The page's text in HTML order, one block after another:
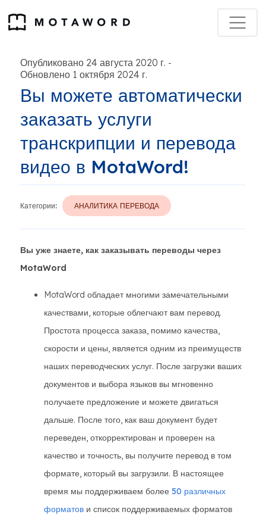
Опубликовано 24 августа 2020 г. -
Обновлено 1 октября 2024 г.
Вы можете автоматически
заказать услуги
транскрипции и перевода
видео в MotaWord!
Категории: АНАЛИТИКА ПЕРЕВОДА
Вы уже знаете, как заказывать переводы через
MotaWord
MotaWord обладает многими замечательными
качествами, которые облегчают вам перевод.
Простота процесса заказа, помимо качества,
скорости и цены, является одним из преимуществ
наших переводческих услуг. После загрузки ваших
документов и выбора языков вы мгновенно
получаете предложение и можете двигаться
дальше. После того, как ваш документ будет
переведен, откорректирован и проверен на
качество и точность, вы получите перевод в том
формате, который вы загрузили. В настоящее
время мы поддерживаем более 50 различных
форматов и список поддерживаемых форматов